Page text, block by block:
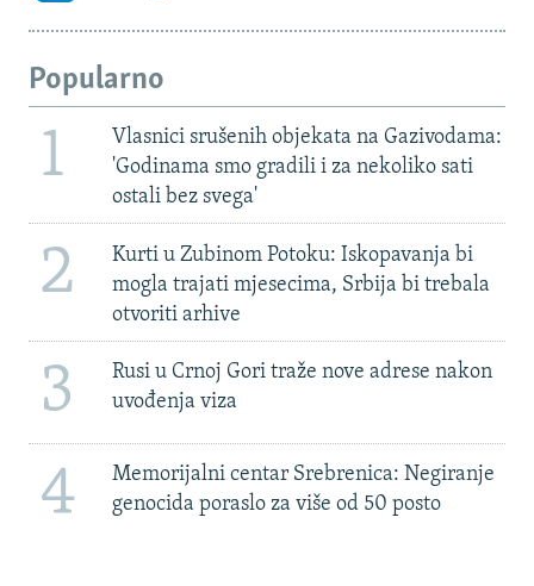
Popularno
1
Vlasnici srušenih objekata na Gazivodama:
'Godinama smo gradili i za nekoliko sati
ostali bez svega'
2
Kurti u Zubinom Potoku: Iskopavanja bi
mogla trajati mjesecima, Srbija bi trebala
otvoriti arhive
3
Rusi u Crnoj Gori traže nove adrese nakon
uvođenja viza
4
Memorijalni centar Srebrenica: Negiranje
genocida poraslo za više od 50 posto